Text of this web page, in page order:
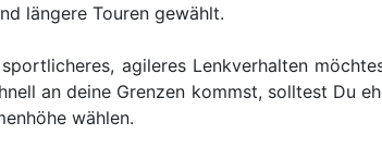
längere Touren gewählt.
agileres Lenkverhalten
an deine Grenzen kommst, solltest Du
wählen.